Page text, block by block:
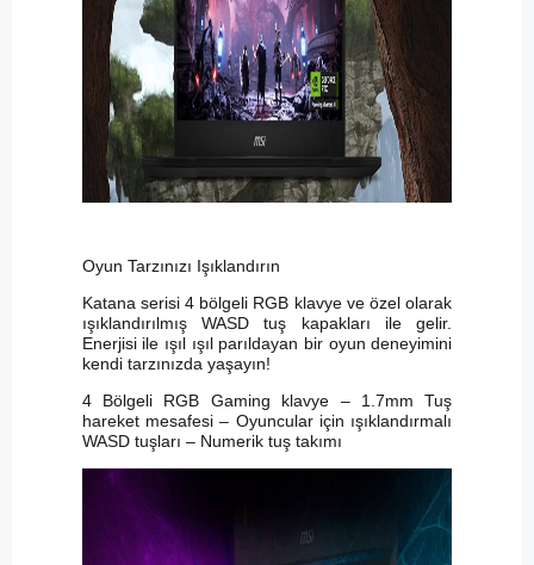
Oyun Tarzınızı Işıklandırın
Katana serisi 4 bölgeli RGB klavye ve özel olarak
ışıklandırılmış WASD tuş kapakları ile gelir.
Enerjisi ile ışıl ışıl parıldayan bir oyun deneyimini
kendi tarzınızda yaşayın!
4 Bölgeli RGB Gaming klavye – 1.7mm Tuş
hareket mesafesi – Oyuncular için ışıklandırmalı
WASD tuşları – Numerik tuş takımı